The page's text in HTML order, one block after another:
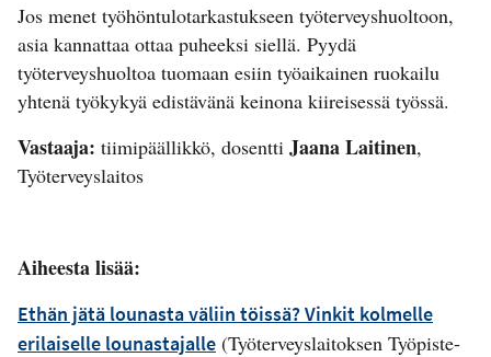
Jos menet työhöntulotarkastukseen työterveyshuoltoon,
asia kannattaa ottaa puheeksi siellä. Pyydä
työterveyshuoltoa tuomaan esiin työaikainen ruokailu
yhtenä työkykyä edistävänä keinona kiireisessä työssä.
Vastaaja: tiimipäällikkö, dosentti Jaana Laitinen,
Työterveyslaitos
Aiheesta lisää:
Ethän jätä lounasta väliin töissä? Vinkit kolmelle
erilaiselle lounastajalle (Työterveyslaitoksen Työpiste-